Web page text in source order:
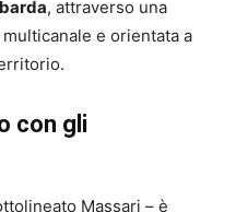
, attraverso una
e orientata a
con gli
Massari – è